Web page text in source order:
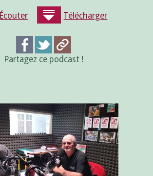
Écouter Télécharger
Partagez ce podcast !